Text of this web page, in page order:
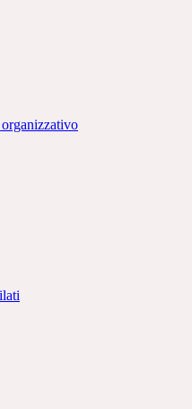
organizzativo